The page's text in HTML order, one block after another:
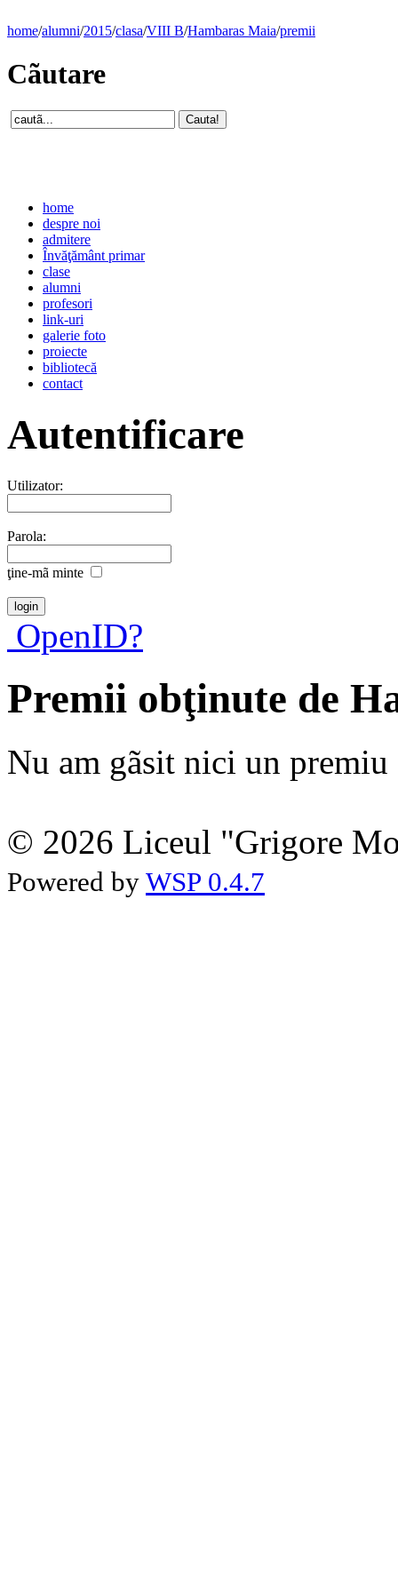
home/alumni/2015/clasa/VIII B/Hambaras Maia/premii
Cãutare
home
despre noi
admitere
Învăţământ primar
clase
alumni
profesori
link-uri
galerie foto
proiecte
bibliotecă
contact
Autentificare
Utilizator:
Parola:
ţine-mã minte
OpenID?
Premii obţinute de
Nu am gãsit nici un premiu
© 2026 Liceul "Grigore
Powered by WSP 0.4.7